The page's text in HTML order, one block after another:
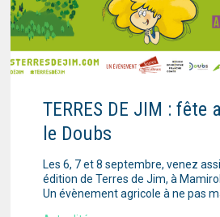
TERRES DE JIM : fête
le Doubs
Les 6, 7 et 8 septembre, venez
édition de Terres de Jim, à
Un évènement agricole à ne pas